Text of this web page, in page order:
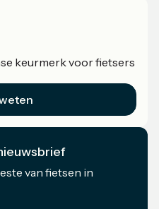
keurmerk voor fietsers
van fietsen in